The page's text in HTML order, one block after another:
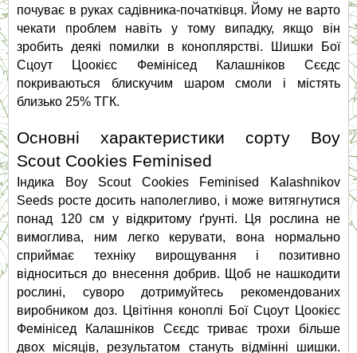
почуває в руках садівника-початківця. Йому не варто
чекати проблем навіть у тому випадку, якщо він
зробить деякі помилки в коноплярстві. Шишки Бої
Сцоут Цоокієс Фемінісед Калашніков Сєєдс
покриваються блискучим шаром смоли і містять
близько 25% ТГК.
Основні характеристики сорту Boy
Scout Cookies Feminised
Індика Boy Scout Cookies Feminised Kalashnikov
Seeds росте досить наполегливо, і може витягнутися
понад 120 см у відкритому ґрунті. Ця рослина не
вимоглива, ним легко керувати, вона нормально
сприймає техніку вирощування і позитивно
відноситься до внесення добрив. Щоб не нашкодити
рослині, суворо дотримуйтесь рекомендованих
виробником доз. Цвітіння коноплі Бої Сцоут Цоокієс
Фемінісед Калашніков Сєєдс триває трохи більше
двох місяців, результатом стануть відмінні шишки.